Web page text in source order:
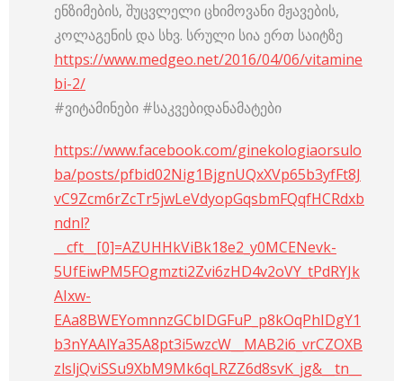
ენზიმების, შუცვლელი ცხიმოვანი მჟავების,
კოლაგენის და სხვ. სრული სია ერთ საიტზე
https://www.medgeo.net/2016/04/06/vitamine
bi-2/
#ვიტამინები #საკვებიდანამატები
https://www.facebook.com/ginekologiaorsulo
ba/posts/pfbid02Nig1BjgnUQxXVp65b3yfFt8J
vC9Zcm6rZcTr5jwLeVdyopGqsbmFQqfHCRdxb
ndnl?
__cft__[0]=AZUHHkViBk18e2_y0MCENevk-
5UfEiwPM5FOgmzti2Zvi6zHD4v2oVY_tPdRYJk
AIxw-
EAa8BWEYomnnzGCbIDGFuP_p8kOqPhIDgY1
b3nYAAlYa35A8pt3i5wzcW__MAB2i6_vrCZOXB
zlsljQviSSu9XbM9Mk6qLRZZ6d8svK_jg&__tn__